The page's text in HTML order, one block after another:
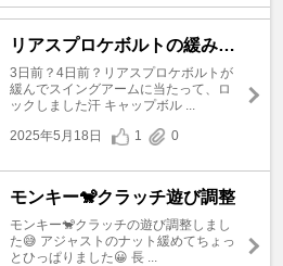
リアスプロケボルトの緩み…
3日前？4日前？リアスプロケボルトが
緩んでスイングアームに当たって、ロ
ックしました汗 キャップボル ...
2025年5月18日
1 0
モンキー🐒クラッチ遊び調整
モンキー🐒クラッチの遊び調整しまし
た😅 アジャストのナット緩めてちょっ
とひっぱりました😀 長 ...